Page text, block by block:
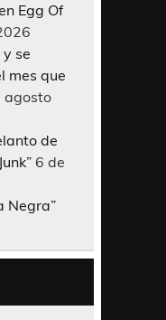
Egg Of
se
mes que
agosto
de
6 de
Negra”